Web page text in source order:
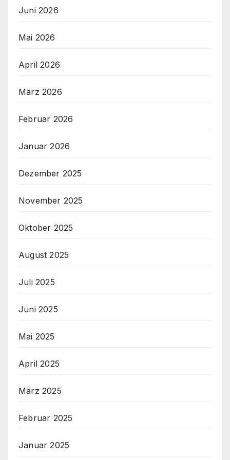
Juni 2026
Mai 2026
April 2026
März 2026
Februar 2026
Januar 2026
Dezember 2025
November 2025
Oktober 2025
August 2025
Juli 2025
Juni 2025
Mai 2025
April 2025
März 2025
Februar 2025
Januar 2025